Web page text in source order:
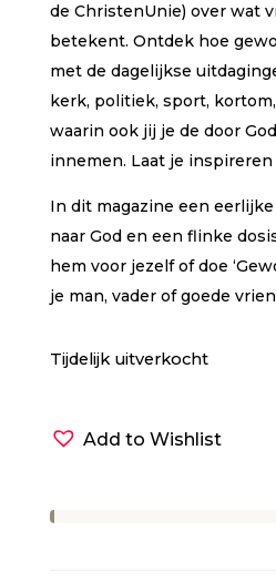
de ChristenUnie) over wat
betekent. Ontdek hoe
met de dagelijkse
kerk, politiek, sport,
waarin ook jij je de door
innemen. Laat je
In dit magazine een
naar God en een flinke
hem voor jezelf of doe
je man, vader of goede
Tijdelijk uitverkocht
Add to Wishlist